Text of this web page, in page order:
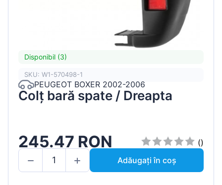
Disponibil (3)
SKU: W1-570498-1
PEUGEOT BOXER 2002-2006
Colț bară spate / Dreapta
245.47 RON
()
Adăugați în coș